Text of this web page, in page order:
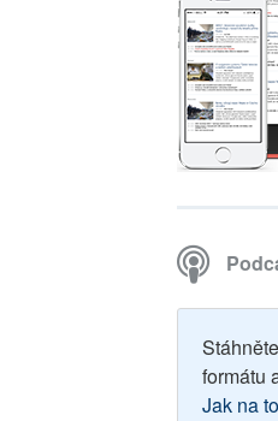
formátu
Jak na